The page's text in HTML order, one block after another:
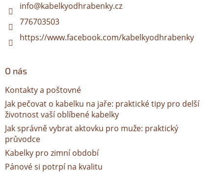
info@kabelkyodhrabenky.cz
776703503
https://www.facebook.com/kabelkyodhrabenky
O nás
Kontakty a poštovné
Jak pečovat o kabelku na jaře: praktické tipy pro delší
životnost vaší oblíbené kabelky
Jak správně vybrat aktovku pro muže: praktický
průvodce
Kabelky pro zimní období
Pánové si potrpí na kvalitu